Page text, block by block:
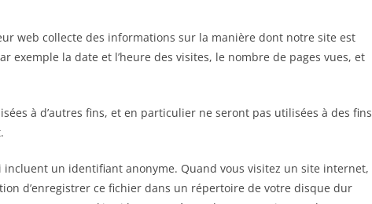
web collecte des informations sur la manière dont notre site est
exemple la date et l’heure des visites, le nombre de pages vues, et
à d’autres fins, et en particulier ne seront pas utilisées à des fins
incluent un identifiant anonyme. Quand vous visitez un site internet,
d’enregistrer ce fichier dans un répertoire de votre disque dur